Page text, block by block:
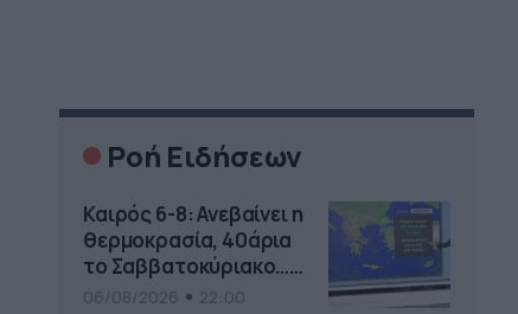
Ροή Ειδήσεων
Καιρός 6-8: Ανεβαίνει η
θερμοκρασία, 40άρια
το Σαββατοκύριακο…